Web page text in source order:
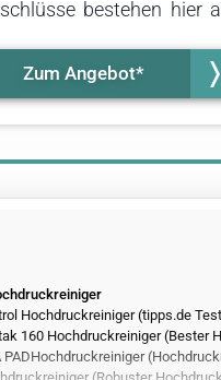
bestehen hier
Zum Angebot*
Hochdruckreiniger (tipps.de
160 Hochdruckreiniger (Bester
PADHochdruckreiniger